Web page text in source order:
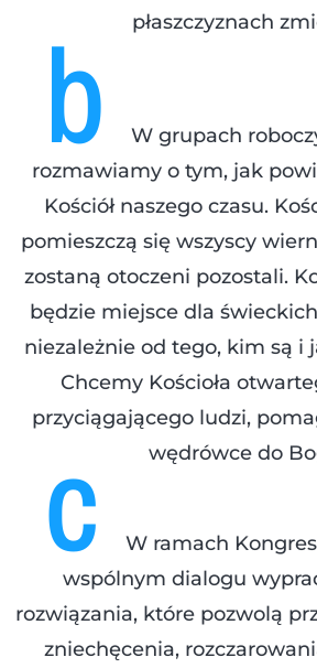
płaszczyznach
b
W grupach
rozmawiamy o tym, jak
Kościół naszego czasu.
pomieszczą się wszyscy
zostaną otoczeni pozostali.
będzie miejsce dla
niezależnie od tego, kim są i
Chcemy Kościoła
przyciągającego ludzi,
wędrówce do
c
W ramach
wspólnym dialogu
rozwiązania, które pozwolą
zniechęcenia,